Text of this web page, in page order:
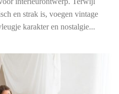
en strak is, voegen vintage
karakter en nostalgie...